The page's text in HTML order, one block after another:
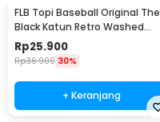
FLB Topi Baseball Original The
Black Katun Retro Washed
Style Cap - F122
Rp25.900
Rp36.900 30%
+ Keranjang